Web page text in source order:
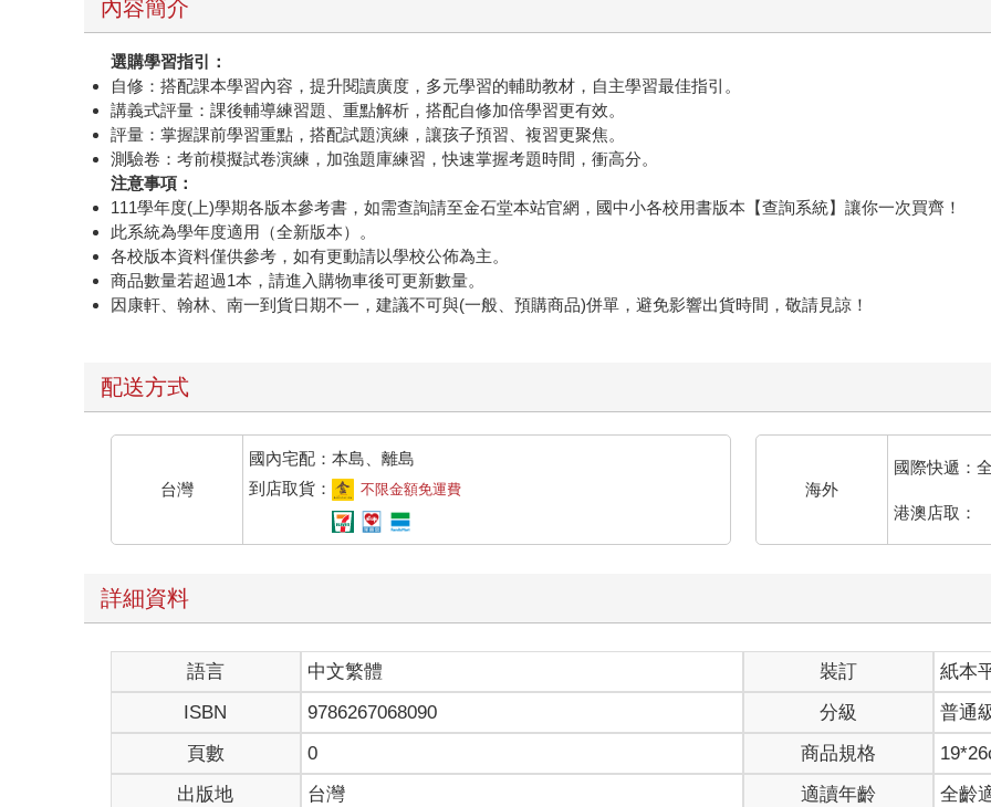
內容簡介
選購學習指引：
自修：搭配課本學習內容，提升閱讀廣度，多元學習的輔助教材，自主學習最佳指引。
講義式評量：課後輔導練習題、重點解析，搭配自修加倍學習更有效。
評量：掌握課前學習重點，搭配試題演練，讓孩子預習、複習更聚焦。
測驗卷：考前模擬試卷演練，加強題庫練習，快速掌握考題時間，衝高分。
注意事項：
111學年度(上)學期各版本參考書，如需查詢請至金石堂本站官網，國中小各校用書版本【查詢系統】讓你一次買齊！
此系統為學年度適用（全新版本）。
各校版本資料僅供參考，如有更動請以學校公佈為主。
商品數量若超過1本，請進入購物車後可更新數量。
因康軒、翰林、南一到貨日期不一，建議不可與(一般、預購商品)併單，避免影響出貨時間，敬請見諒！
配送方式
台灣
國內宅配：本島、離島
到店取貨：
不限金額免運費 海外
國際快遞：
港澳店取：
詳細資料
語言 中文繁體 裝訂
紙本
ISBN
9786267068090 分級
普通
頁數
0 商品規格
出版地
台灣 適讀年齡
全齡